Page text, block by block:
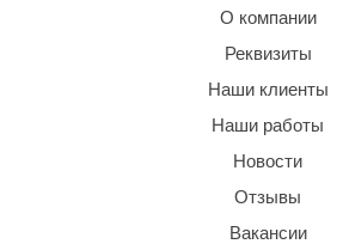
О компании
Реквизиты
Наши клиенты
Наши работы
Новости
Отзывы
Вакансии